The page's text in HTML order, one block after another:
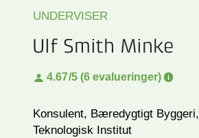
UNDERVISER
Ulf Smith Minke
4.67/5 (6 evalueringer)
Konsulent, Bæredygtigt Byggeri,
Teknologisk Institut